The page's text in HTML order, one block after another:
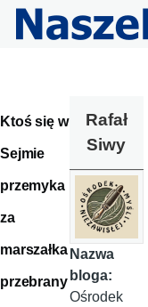
Przejdź do treści
Ktoś się w
Sejmie
przemyka
za
marszałka
przebrany
Rafał
Siwy
Nazwa
bloga:
Ośrodek